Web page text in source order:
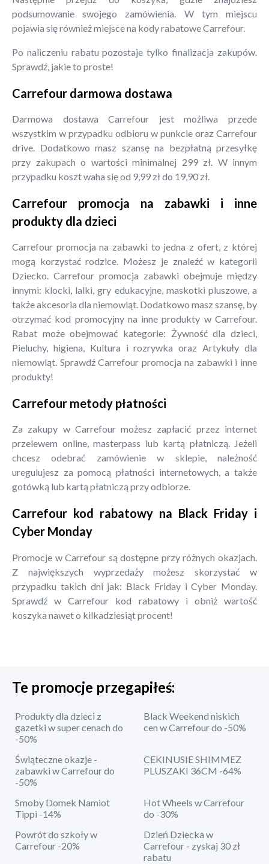
podsumowanie swojego zamówienia. W tym miejscu
pojawia się również miejsce na kody rabatowe Carrefour.
Po naliczeniu rabatu pozostaje tylko finalizacja zakupów.
Sprawdź, jakie to proste!
Carrefour darmowa dostawa
Darmowa dostawa Carrefour jest możliwa przede
wszystkim w przypadku odbioru w punkcie oraz Carrefour
drive. Dodatkowo masz szansę na bezpłatną przesyłkę
przy zakupach o wartości minimalnej 299 zł. W innym
przypadku koszt waha się od 9,99 zł do 19,90 zł.
Carrefour promocja na zabawki i inne
produkty dla dzieci
Carrefour promocja na zabawki to jedna z ofert, z której
mogą korzystać rodzice. Możesz je znaleźć w kategorii
Dziecko. Carrefour promocja zabawki obejmuje między
innymi: klocki, lalki, gry edukacyjne, maskotki pluszowe, a
także akcesoria dla niemowląt. Dodatkowo masz szansę, by
otrzymać kod promocyjny na inne produkty w Carrefour.
Rabat może obejmować kategorie: Żywność dla dzieci,
Pieluchy, higiena, Kultura i rozrywka oraz Artykuły dla
niemowląt. Sprawdź Carrefour promocja na zabawki i inne
produkty!
Carrefour metody płatności
Za zakupy w Carrefour możesz zapłacić przez internet
przelewem online, masterpass lub kartą płatniczą. Jeżeli
chcesz odebrać zamówienie w sklepie, należność
uregulujesz za pomocą płatności internetowych, a także
gotówką lub kartą płatniczą przy odbiorze.
Carrefour kod rabatowy na Black Friday i
Cyber Monday
Promocje w Carrefour są dostępne przy różnych okazjach.
Z największych wyprzedaży możesz skorzystać w
przypadku takich dni jak: Black Friday i Cyber Monday.
Sprawdź w Carrefour kod rabatowy i obniż wartość
koszyka nawet o kilkadziesiąt procent!
Te promocje przegapiłeś:
Produkty dla dzieci z
gazetki w super cenach do
-50%
Black Weekend niskich
cen w Carrefour do -50%
Świąteczne okazje -
zabawki w Carrefour do
-50%
CEKINUSIE SHIMMEZ
PLUSZAKI 36CM -64%
Smoby Domek Namiot
Tippi -14%
Hot Wheels w Carrefour
do -30%
Powrót do szkoły w
Carrefour -20%
Dzień Dziecka w
Carrefour - zyskaj 30 zł
rabatu